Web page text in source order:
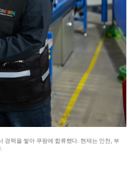
경력을 쌓아 쿠팡에 합류했다. 현재는 인천, 부
.